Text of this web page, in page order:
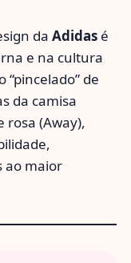
da Adidas é
e na cultura
de
da camisa
(Away),
ao maior